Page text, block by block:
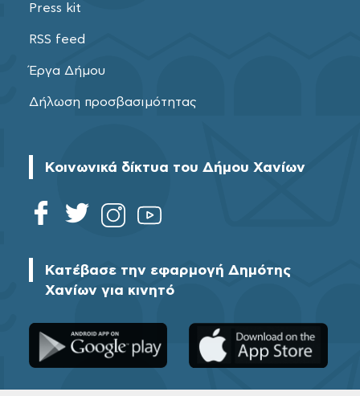
Press kit
RSS feed
Έργα Δήμου
Δήλωση προσβασιμότητας
Κοινωνικά δίκτυα του Δήμου Χανίων
Κατέβασε την εφαρμογή Δημότης
Χανίων για κινητό